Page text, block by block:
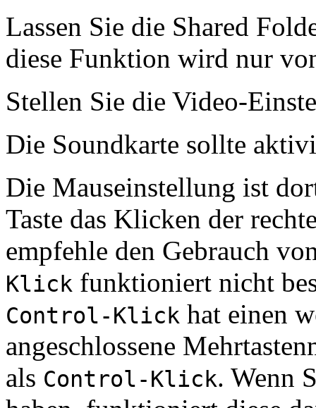
Lassen Sie die Shared
diese Funktion wird nur
Stellen Sie die Video-
Die Soundkarte sollte
Die Mauseinstellung ist
Taste das Klicken der
empfehle den Gebrauch
Klick funktioniert nicht
Control-Klick hat einen
angeschlossene
als Control-Klick. Wenn